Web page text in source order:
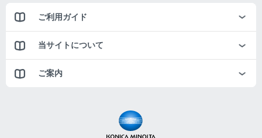
ご利用ガイド
当サイトについて
ご案内